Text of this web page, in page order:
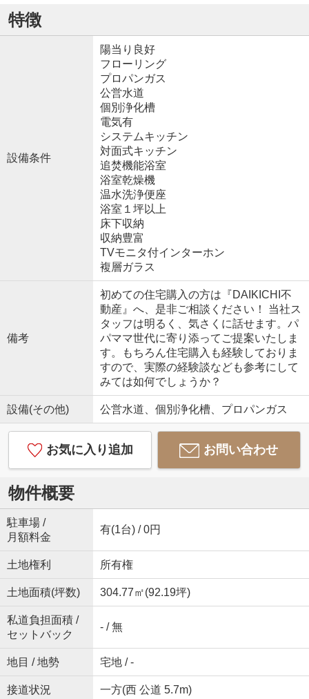
特徴
設備条件
陽当り良好
フローリング
プロパンガス
公営水道
個別浄化槽
電気有
システムキッチン
対面式キッチン
追焚機能浴室
浴室乾燥機
温水洗浄便座
浴室１坪以上
床下収納
収納豊富
TVモニタ付インターホン
複層ガラス
備考
初めての住宅購入の方は『DAIKICHI不
動産』へ、是非ご相談ください！ 当社ス
タッフは明るく、気さくに話せます。パ
パママ世代に寄り添ってご提案いたしま
す。もちろん住宅購入も経験しておりま
すので、実際の経験談なども参考にして
みては如何でしょうか？
設備(その他) 公営水道、個別浄化槽、プロパンガス
お気に入り追加 お問い合わせ
物件概要
駐車場 /
月額料金
有(1台) / 0円
土地権利 所有権
土地面積(坪数) 304.77㎡(92.19坪)
私道負担面積 /
セットバック
- / 無
地目 / 地勢 宅地 / -
接道状況 一方(西 公道 5.7m)